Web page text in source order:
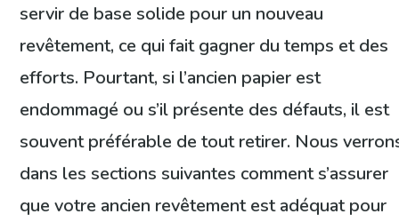
servir de base solide pour un nouveau
revêtement, ce qui fait gagner du temps et des
efforts. Pourtant, si l’ancien papier est
endommagé ou s’il présente des défauts, il est
souvent préférable de tout retirer. Nous
dans les sections suivantes comment s’assurer
que votre ancien revêtement est adéquat pour